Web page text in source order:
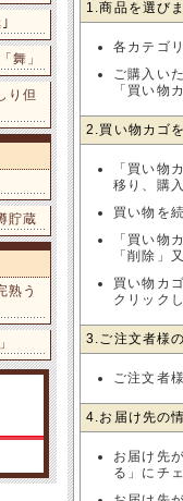
舞」
り但
貯蔵
熟う
1.商品を選び
各カテゴ
ご購入い
「買い物
2.買い物カゴ
「買い物
移り、購
買い物を
「買い物
「削除」
買い物カ
クリック
3.ご注文者様
ご注文者
4.お届け先の
お届け先
る」にチ